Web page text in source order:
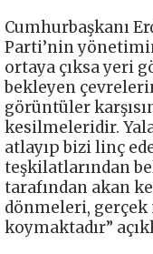
Cumhurbaşkanı
Parti’nin
ortaya çıksa yeri
bekleyen
görüntüler
kesilmeleridir.
atlayıp bizi linç
teşkilatlarından
tarafından akan
dönmeleri,
koymaktadır”